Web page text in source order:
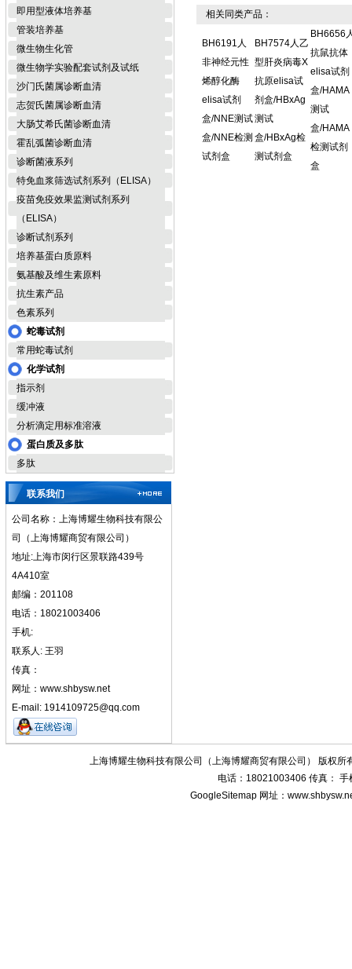
即用型液体培养基
管装培养基
微生物生化管
微生物学实验配套试剂及试纸
沙门氏菌属诊断血清
志贺氏菌属诊断血清
大肠艾希氏菌诊断血清
霍乱弧菌诊断血清
诊断菌液系列
特免血浆筛选试剂系列（ELISA）
疫苗免疫效果监测试剂系列
（ELISA）
诊断试剂系列
培养基蛋白质原料
氨基酸及维生素原料
抗生素产品
色素系列
蛇毒试剂
常用蛇毒试剂
化学试剂
指示剂
缓冲液
分析滴定用标准溶液
蛋白质及多肽
多肽
联系我们
公司名称：上海博耀生物科技有限公
司（上海博耀商贸有限公司）
地址:上海市闵行区景联路439号
4A410室
邮编：201108
电话：18021003406
手机:
联系人: 王羽
传真：
网址：www.shbysw.net
E-mail: 1914109725@qq.com
相关同类产品：
BH6191人
非神经元性
烯醇化酶
elisa试剂
盒/NNE测试
盒/NNE检测
试剂盒
BH7574人乙
型肝炎病毒X
抗原elisa试
剂盒/HBxAg
测试
盒/HBxAg检
测试剂盒
BH6656
抗鼠抗体
elisa试剂
盒/HAMA
测试
盒/HAMA
检测试剂
盒
上海博耀生物科技有限公司（上海博耀商贸有限公司） 版权所
电话：18021003406 传真： 手
GoogleSitemap 网址：